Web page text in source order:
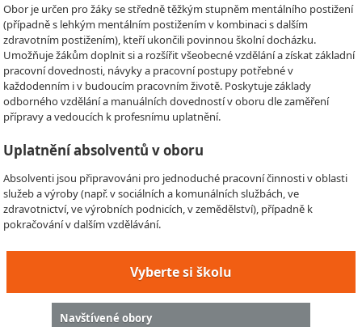
Obor je určen pro žáky se středně těžkým stupněm mentálního postižení
(případně s lehkým mentálním postižením v kombinaci s dalším
zdravotním postižením), kteří ukončili povinnou školní docházku.
Umožňuje žákům doplnit si a rozšířit všeobecné vzdělání a získat základní
pracovní dovednosti, návyky a pracovní postupy potřebné v
každodenním i v budoucím pracovním životě. Poskytuje základy
odborného vzdělání a manuálních dovedností v oboru dle zaměření
přípravy a vedoucích k profesnímu uplatnění.
Uplatnění absolventů v oboru
Absolventi jsou připravováni pro jednoduché pracovní činnosti v oblasti
služeb a výroby (např. v sociálních a komunálních službách, ve
zdravotnictví, ve výrobních podnicích, v zemědělství), případně k
pokračování v dalším vzdělávání.
Vyberte si školu
Navštívené obory